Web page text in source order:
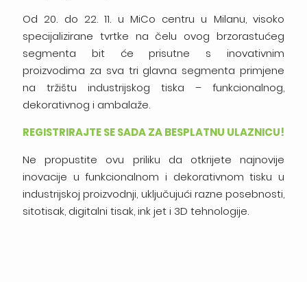
Od 20. do 22. 11. u MiCo centru u Milanu, visoko
specijalizirane tvrtke na čelu ovog brzorastućeg
segmenta bit će prisutne s inovativnim
proizvodima za sva tri glavna segmenta primjene
na tržištu industrijskog tiska – funkcionalnog,
dekorativnog i ambalaže.
REGISTRIRAJTE SE SADA ZA BESPLATNU ULAZNICU!
Ne propustite ovu priliku da otkrijete najnovije
inovacije u funkcionalnom i dekorativnom tisku u
industrijskoj proizvodnji, uključujući razne posebnosti,
sitotisak, digitalni tisak, ink jet i 3D tehnologije.